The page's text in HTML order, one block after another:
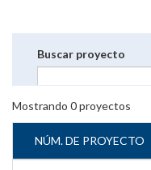
Buscar proyecto
Mostrando 0proyectos
NÚM. DE PROYECTO